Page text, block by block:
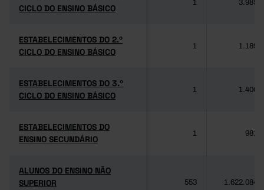
CICLO DO ENSINO BÁSICO
CICLO DO ENSINO BÁSICO
1 3.985
ESTABELECIMENTOS DO 2.º
CICLO DO ENSINO BÁSICO
ESTABELECIMENTOS DO 2.º
CICLO DO ENSINO BÁSICO
1 1.189
ESTABELECIMENTOS DO 3.º
CICLO DO ENSINO BÁSICO
ESTABELECIMENTOS DO 3.º
CICLO DO ENSINO BÁSICO
1 1.406
ESTABELECIMENTOS DO
ENSINO SECUNDÁRIO
ESTABELECIMENTOS DO
ENSINO SECUNDÁRIO
1 981
ALUNOS DO ENSINO NÃO
SUPERIOR
ALUNOS DO ENSINO NÃO
SUPERIOR
553 1.622.084